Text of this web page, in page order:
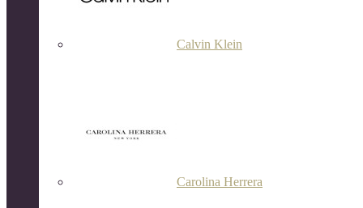
Calvin Klein
Carolina Herrera